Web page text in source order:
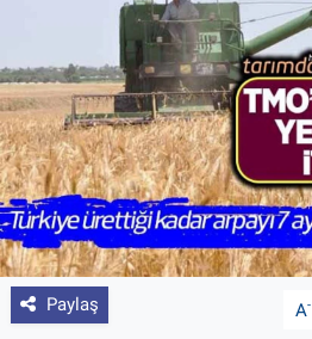
Paylaş A-
Yetiştirici Soruyor
Dünyada Tarım
Üretici Birlikleri
Şeker ve Şekerli Mamüller
Tahıllar ve Baklagiller